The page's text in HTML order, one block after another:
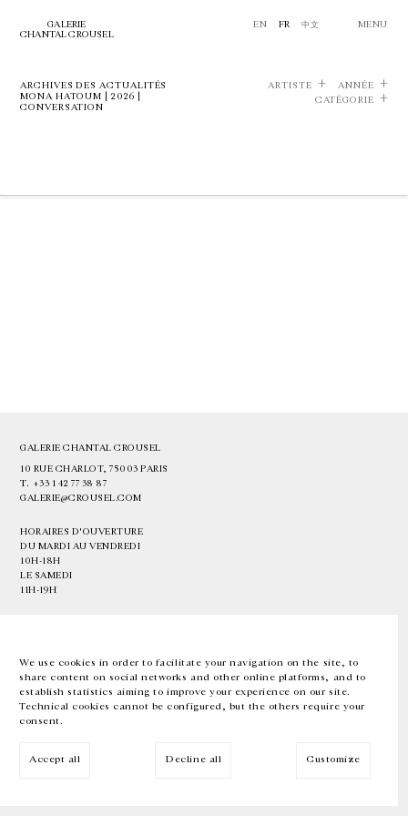
We use cookies in order to facilitate your navigation on the site, to
share content on social networks and other online platforms, and to
establish statistics aiming to improve your experience on our site.
Technical cookies cannot be configured, but the others require your
consent.
Accept all Decline all Customize
GALERIE
CHANTAL CROUSEL
EN FR 中文 MENU
ARCHIVES DES ACTUALITÉS
MONA HATOUM | 2026 |
CONVERSATION
ARTISTE
ANNÉE
CATÉGORIE
GALERIE CHANTAL CROUSEL
10 RUE CHARLOT, 75003 PARIS
T. +33 1 42 77 38 87
GALERIE@CROUSEL.COM
HORAIRES D'OUVERTURE
DU MARDI AU VENDREDI
10H-18H
LE SAMEDI
11H-19H
EN FR 中文 Facebook Instagram
Inscrivez-vous à notre newsletter